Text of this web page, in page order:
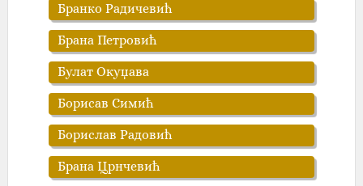
Бранко Радичевић
Брана Петровић
Булат Окуџава
Борисав Симић
Борислав Радовић
Брана Црнчевић